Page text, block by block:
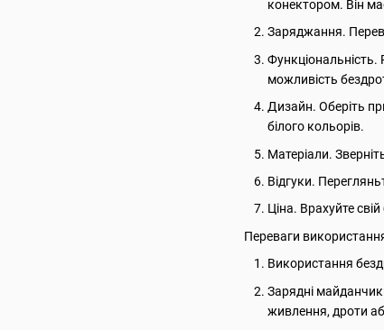
конектором. Він
Заряджання.
Функціональність.
можливість
Дизайн. Оберіть
білого кольорів.
Матеріали.
Відгуки.
Ціна. Врахуйте
Переваги
Використання
Зарядні
живлення, дроти